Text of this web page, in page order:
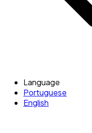
Language
Portuguese
English